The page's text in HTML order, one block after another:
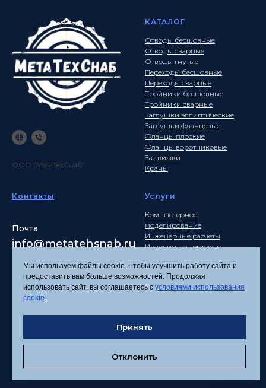
ООО "МетаТехСнаб"
КАТАЛОГ
Отводы бесшовные
Отводы сварные
Отводы гнутые
Переходы бесшовные
Переходы сварные
Тройники бесшовные
Тройники сварные
Заглушки эллиптические
Заглушки фланцевые
Фланцы плоские
Фланцы воротниковые
Задвижки
Краны
Контакты
Почта
info@metatehsnab.ru
Услуги
Компьютерное
моделирование
Инженерные расчеты
Изделия по чертежам
Политика
Согласие на обработку
персональных данных
Соглашение об
Мы используем файлы cookie. Чтобы улучшить работу сайта и
предоставить вам больше возможностей. Продолжая
использовать сайт, вы соглашаетесь с условиями использования
cookie.
Принять
Отклонить